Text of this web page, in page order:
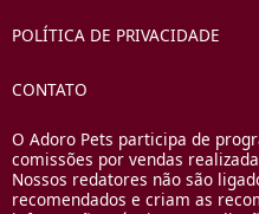
POLÍTICA DE PRIVACIDADE
CONTATO
O Adoro Pets participa de
comissões por vendas
Nossos redatores não são
recomendados e criam as